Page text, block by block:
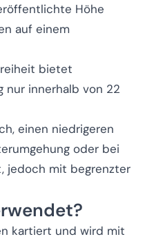
Höhe
auf einem
bietet
nur innerhalb von 22
einen niedrigeren
oder bei
jedoch mit begrenzter
kartiert und wird mit